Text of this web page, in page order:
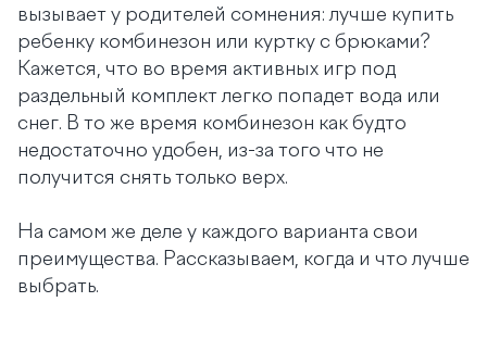
вызывает у родителей сомнения: лучше купить
ребенку комбинезон или куртку с брюками?
Кажется, что во время активных игр под
раздельный комплект легко попадет вода или
снег. В то же время комбинезон как будто
недостаточно удобен, из-за того что не
получится снять только верх.
На самом же деле у каждого варианта свои
преимущества. Рассказываем, когда и что лучше
выбрать.